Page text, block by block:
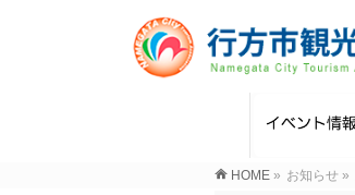
HOME » お知らせ »